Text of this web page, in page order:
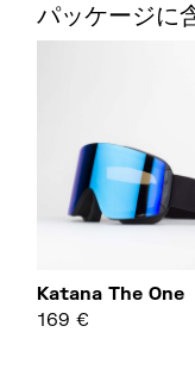
パッケージに
Katana The One
169 €